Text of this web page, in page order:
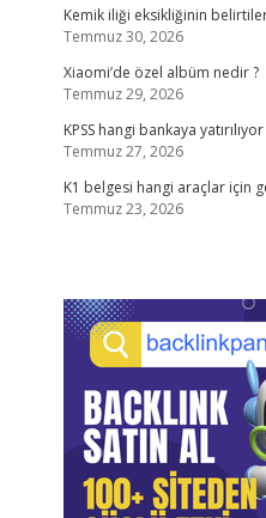
Kemik iliği eksikliğinin
Temmuz 30, 2026
Xiaomi’de özel albüm nedir ?
Temmuz 29, 2026
KPSS hangi bankaya yatırılıyor
Temmuz 27, 2026
K1 belgesi hangi araçlar için
Temmuz 23, 2026